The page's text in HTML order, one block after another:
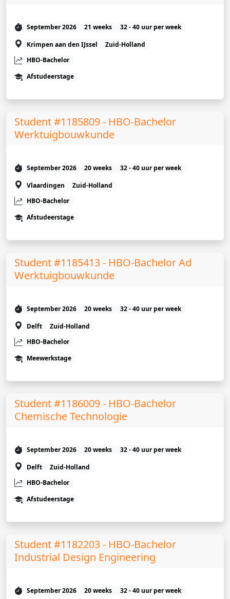
September 2026 21 weeks
32 - 40 uur per week
Krimpen aan den IJssel
Zuid-Holland
HBO-Bachelor
Afstudeerstage
Student #1185809 - HBO-Bachelor
Werktuigbouwkunde
September 2026 20 weeks
32 - 40 uur per week
Vlaardingen
Zuid-Holland
HBO-Bachelor
Afstudeerstage
Student #1185413 - HBO-Bachelor Ad
Werktuigbouwkunde
September 2026 20 weeks
32 - 40 uur per week
Delft
Zuid-Holland
HBO-Bachelor
Meewerkstage
Student #1186009 - HBO-Bachelor
Chemische Technologie
September 2026 20 weeks
32 - 40 uur per week
Delft
Zuid-Holland
HBO-Bachelor
Afstudeerstage
Student #1182203 - HBO-Bachelor
Industrial Design Engineering
September 2026 20 weeks
32 - 40 uur per week